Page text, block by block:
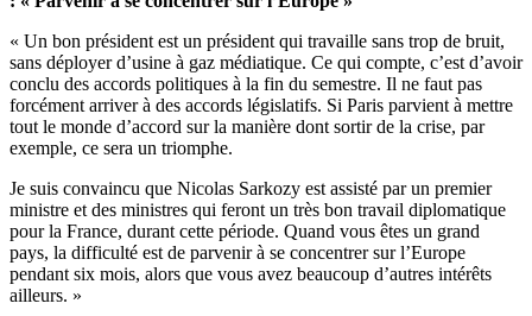
« Un bon président est un président qui travaille sans trop de bruit,
sans déployer d’usine à gaz médiatique. Ce qui compte, c’est d’avoir
conclu des accords politiques à la fin du semestre. Il ne faut pas
forcément arriver à des accords législatifs. Si Paris parvient à mettre
tout le monde d’accord sur la manière dont sortir de la crise, par
exemple, ce sera un triomphe.
Je suis convaincu que Nicolas Sarkozy est assisté par un premier
ministre et des ministres qui feront un très bon travail diplomatique
pour la France, durant cette période. Quand vous êtes un grand
pays, la difficulté est de parvenir à se concentrer sur l’Europe
pendant six mois, alors que vous avez beaucoup d’autres intérêts
ailleurs. »